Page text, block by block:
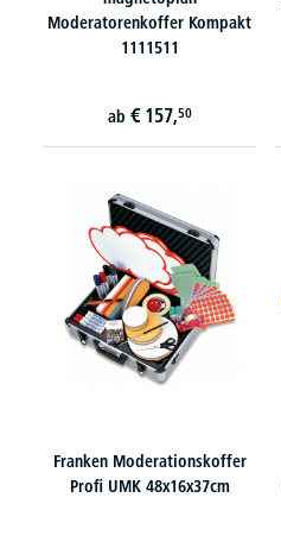
Moderatorenkoffer Kompakt
1111511
ab € 157,50
Franken Moderationskoffer
Profi UMK 48x16x37cm